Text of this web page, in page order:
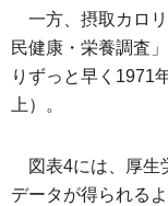
一方、摂取カロ
民健康・栄養調査
りずっと早く1971
上）。
図表4には、厚生
データが得られる